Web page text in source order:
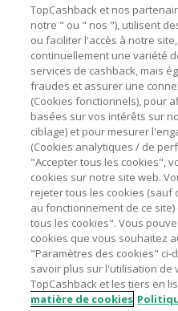
La validité et le montant du
marchands sur le montant
livraison/d’emballage/de
L'utilisation de plugins tels
hole et VPN peut bloquer
Pour chaque nouvelle
TopCashback et cliquer sur
pour accéder au site
Assurez-vous que le lien
utilisé pour visiter le site
achat.
Tout compte impliqué dans
frauduleuses pour
clôturé et leur cashback
Astuces pour
A propos de
Contactez-nous
Mentions légales
Nos sites UK US CN
TopCashback et nos
notre " ou " nos "), utilisent
ou faciliter l'accès à notre
continuellement une variété
services de cashback, mais
fraudes et assurer une
(Cookies fonctionnels), pour
basées sur vos intérêts sur
ciblage) et pour mesurer
(Cookies analytiques / de
"Accepter tous les cookies",
cookies sur notre site web.
rejeter tous les cookies (sauf
au fonctionnement de ce
tous les cookies". Vous
cookies que vous souhaitez
"Paramètres des cookies" ci-
savoir plus sur l'utilisation de
TopCashback et les tiers en
matière de cookies